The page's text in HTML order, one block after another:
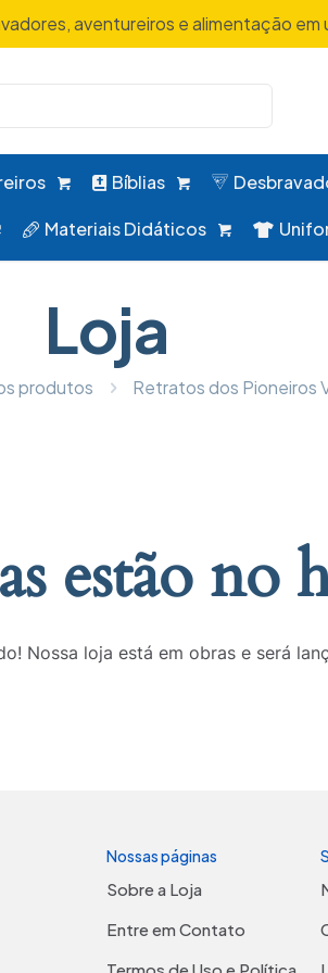
aventureiros e alimentação em
Bíblias
Materiais Didáticos
Loja
produtos Retratos dos Pioneiros
estão no
Nossa loja está em obras e será
Nossas páginas
Sobre a Loja
Entre em Contato
Termos de Uso e Política